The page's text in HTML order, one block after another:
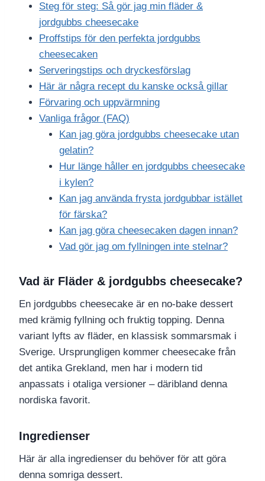
Steg för steg: Så gör jag min fläder &
jordgubbs cheesecake
Proffstips för den perfekta jordgubbs
cheesecaken
Serveringstips och dryckesförslag
Här är några recept du kanske också gillar
Förvaring och uppvärmning
Vanliga frågor (FAQ)
Kan jag göra jordgubbs cheesecake utan
gelatin?
Hur länge håller en jordgubbs cheesecake
i kylen?
Kan jag använda frysta jordgubbar istället
för färska?
Kan jag göra cheesecaken dagen innan?
Vad gör jag om fyllningen inte stelnar?
Vad är Fläder & jordgubbs cheesecake?
En jordgubbs cheesecake är en no-bake dessert
med krämig fyllning och fruktig topping. Denna
variant lyfts av fläder, en klassisk sommarsmak i
Sverige. Ursprungligen kommer cheesecake från
det antika Grekland, men har i modern tid
anpassats i otaliga versioner – däribland denna
nordiska favorit.
Ingredienser
Här är alla ingredienser du behöver för att göra
denna somriga dessert.